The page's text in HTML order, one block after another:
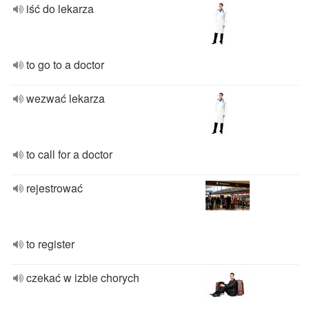
iść do lekarza
to go to a doctor
wezwać lekarza
to call for a doctor
rejestrować
to register
czekać w izbie chorych